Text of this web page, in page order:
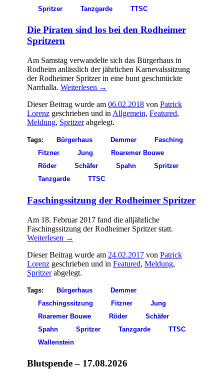
Spritzer
Tanzgarde TTSC
Die Piraten sind los bei den Rodheimer
Spritzern
Am Samstag verwandelte sich das Bürgerhaus in
Rodheim anlässlich der jährlichen Karnevalssitzung
der Rodheimer Spritzer in eine bunt geschmückte
Narrhalla. Weiterlesen →
Dieser Beitrag wurde am 06.02.2018von Patrick
Lorenzgeschrieben und in Allgemein, Featured,
Meldung, Spritzerabgelegt.
Tags: Bürgerhaus Demmer
Fasching
Fitzner
Jung
Roaremer Bouwe
Röder
Schäfer Spahn
Spritzer
Tanzgarde
TTSC
Faschingssitzung der Rodheimer Spritzer
Am 18. Februar 2017 fand die alljährliche
Faschingssitzung der Rodheimer Spritzer statt.
Weiterlesen →
Dieser Beitrag wurde am 24.02.2017von Patrick
Lorenzgeschrieben und in Featured, Meldung,
Spritzerabgelegt.
Tags: Bürgerhaus
Demmer
Faschingssitzung
Fitzner
Jung
Roaremer Bouwe
Röder
Schäfer
Spahn
Spritzer Tanzgarde
TTSC
Wallenstein
Blutspende – 17.08.2026